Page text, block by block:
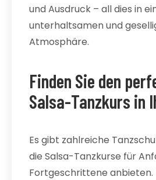
und Ausdruck – all dies in
unterhaltsamen und
Atmosphäre.
Finden Sie den
Salsa-Tanzkurs in
Es gibt zahlreiche
die Salsa-Tanzkurse für
Fortgeschrittene anbieten.